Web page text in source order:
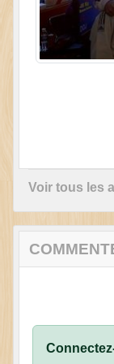
Voir tous les